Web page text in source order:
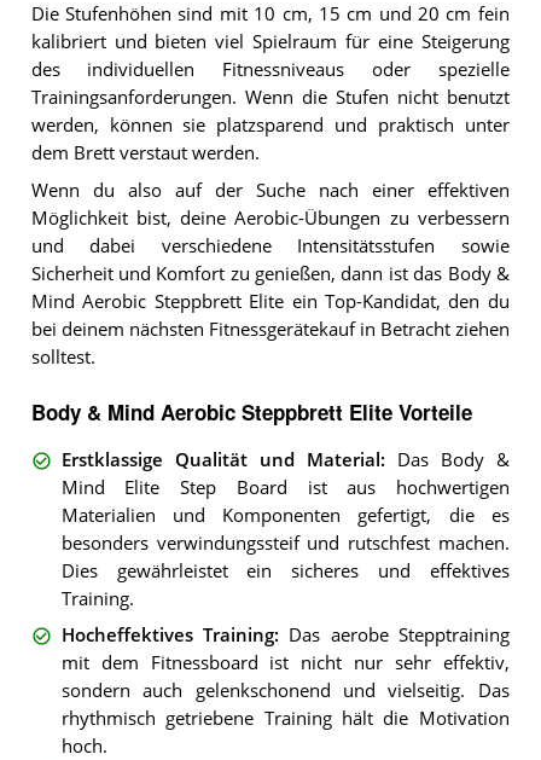
Die Stufenhöhen sind mit 10 cm, 15 cm und 20 cm fein
kalibriert und bieten viel Spielraum für eine Steigerung
des individuellen Fitnessniveaus oder spezielle
Trainingsanforderungen. Wenn die Stufen nicht benutzt
werden, können sie platzsparend und praktisch unter
dem Brett verstaut werden.
Wenn du also auf der Suche nach einer effektiven
Möglichkeit bist, deine Aerobic-Übungen zu verbessern
und dabei verschiedene Intensitätsstufen sowie
Sicherheit und Komfort zu genießen, dann ist das Body &
Mind Aerobic Steppbrett Elite ein Top-Kandidat, den du
bei deinem nächsten Fitnessgerätekauf in Betracht ziehen
solltest.
Body & Mind Aerobic Steppbrett Elite Vorteile
Erstklassige Qualität und Material: Das Body &
Mind Elite Step Board ist aus hochwertigen
Materialien und Komponenten gefertigt, die es
besonders verwindungssteif und rutschfest machen.
Dies gewährleistet ein sicheres und effektives
Training.
Hocheffektives Training: Das aerobe Stepptraining
mit dem Fitnessboard ist nicht nur sehr effektiv,
sondern auch gelenkschonend und vielseitig. Das
rhythmisch getriebene Training hält die Motivation
hoch.